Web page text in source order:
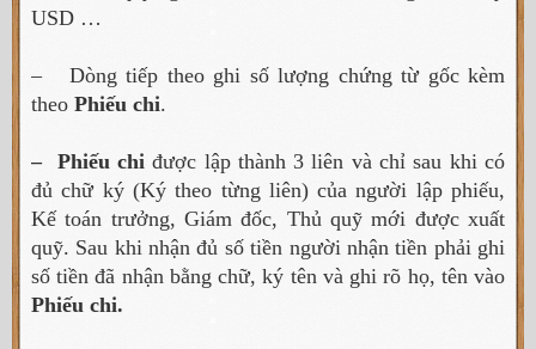
USD …
– Dòng tiếp theo ghi số lượng chứng từ gốc kèm
theo Phiếu chi.
– Phiếu chiđược lập thành 3 liên và chỉ sau khi có
đủ chữ ký (Ký theo từng liên) của người lập phiếu,
Kế toán trưởng, Giám đốc, Thủ quỹ mới được xuất
quỹ. Sau khi nhận đủ số tiền người nhận tiền phải ghi
số tiền đã nhận bằng chữ, ký tên và ghi rõ họ, tên vào
Phiếu chi.